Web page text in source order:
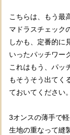
こちらは、もう最
マドラスチェック
しかも、定番的に
いったパッチワー
これはもう、パッ
もそうそう出てく
ておいてください。
3オンスの薄手で
生地の重なって縫